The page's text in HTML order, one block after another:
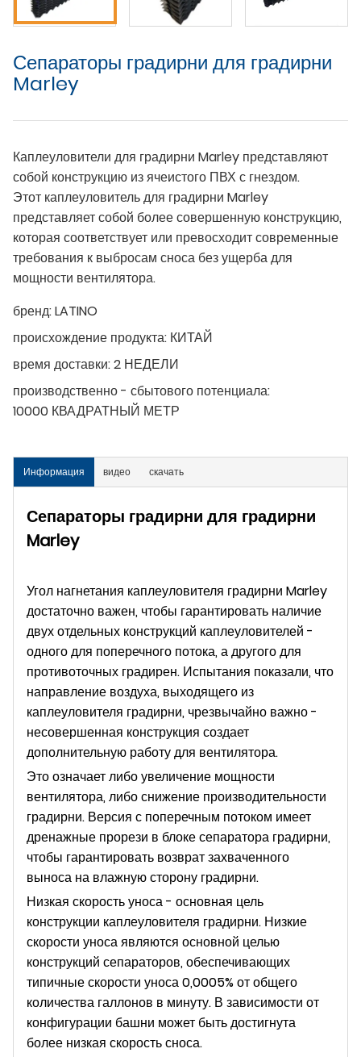
Сепараторы градирни для градирни
Marley
Каплеуловители для градирни Marley представляют
собой конструкцию из ячеистого ПВХ с гнездом.
Этот каплеуловитель для градирни Marley
представляет собой более совершенную конструкцию,
которая соответствует или превосходит современные
требования к выбросам сноса без ущерба для
мощности вентилятора.
бренд:LATINO
происхождение продукта: КИТАЙ
время доставки:2 НЕДЕЛИ
производственно - сбытового потенциала:
10000 КВАДРАТНЫЙ МЕТР
Информация видео скачать
Сепараторы градирни для градирни
Marley
Угол нагнетания каплеуловителя градирни Marley
достаточно важен, чтобы гарантировать наличие
двух отдельных конструкций каплеуловителей -
одного для поперечного потока, а другого для
противоточных градирен. Испытания показали, что
направление воздуха, выходящего из
каплеуловителя градирни, чрезвычайно важно -
несовершенная конструкция создает
дополнительную работу для вентилятора.
Это означает либо увеличение мощности
вентилятора, либо снижение производительности
градирни. Версия с поперечным потоком имеет
дренажные прорези в блоке сепаратора градирни,
чтобы гарантировать возврат захваченного
выноса на влажную сторону градирни.
Низкая скорость уноса - основная цель
конструкции каплеуловителя градирни. Низкие
скорости уноса являются основной целью
конструкций сепараторов, обеспечивающих
типичные скорости уноса 0,0005% от общего
количества галлонов в минуту. В зависимости от
конфигурации башни может быть достигнута
более низкая скорость сноса.